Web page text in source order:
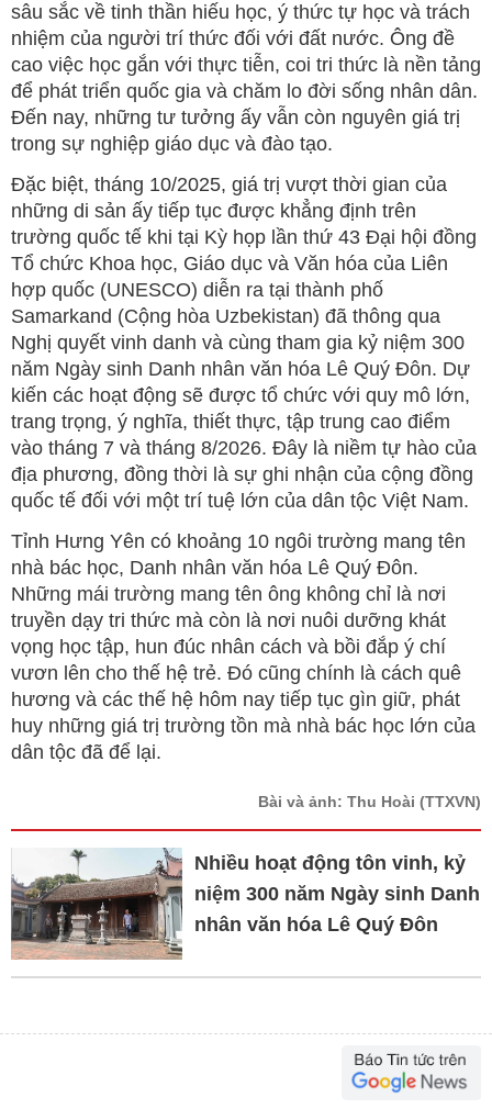
sâu sắc về tinh thần hiếu học, ý thức tự học và trách
nhiệm của người trí thức đối với đất nước. Ông đề
cao việc học gắn với thực tiễn, coi tri thức là nền tảng
để phát triển quốc gia và chăm lo đời sống nhân dân.
Đến nay, những tư tưởng ấy vẫn còn nguyên giá trị
trong sự nghiệp giáo dục và đào tạo.
Đặc biệt, tháng 10/2025, giá trị vượt thời gian của
những di sản ấy tiếp tục được khẳng định trên
trường quốc tế khi tại Kỳ họp lần thứ 43 Đại hội đồng
Tổ chức Khoa học, Giáo dục và Văn hóa của Liên
hợp quốc (UNESCO) diễn ra tại thành phố
Samarkand (Cộng hòa Uzbekistan) đã thông qua
Nghị quyết vinh danh và cùng tham gia kỷ niệm 300
năm Ngày sinh Danh nhân văn hóa Lê Quý Đôn. Dự
kiến các hoạt động sẽ được tổ chức với quy mô lớn,
trang trọng, ý nghĩa, thiết thực, tập trung cao điểm
vào tháng 7 và tháng 8/2026. Đây là niềm tự hào của
địa phương, đồng thời là sự ghi nhận của cộng đồng
quốc tế đối với một trí tuệ lớn của dân tộc Việt Nam.
Tỉnh Hưng Yên có khoảng 10 ngôi trường mang tên
nhà bác học, Danh nhân văn hóa Lê Quý Đôn.
Những mái trường mang tên ông không chỉ là nơi
truyền dạy tri thức mà còn là nơi nuôi dưỡng khát
vọng học tập, hun đúc nhân cách và bồi đắp ý chí
vươn lên cho thế hệ trẻ. Đó cũng chính là cách quê
hương và các thế hệ hôm nay tiếp tục gìn giữ, phát
huy những giá trị trường tồn mà nhà bác học lớn của
dân tộc đã để lại.
Bài và ảnh: Thu Hoài (TTXVN)
Nhiều hoạt động tôn vinh, kỷ
niệm 300 năm Ngày sinh Danh
nhân văn hóa Lê Quý Đôn